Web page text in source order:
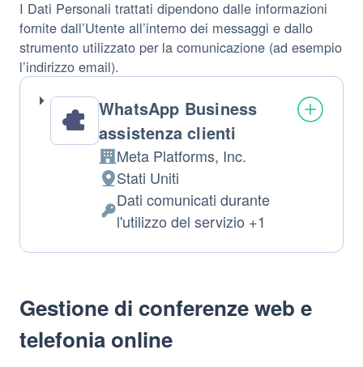
I Dati Personali trattati dipendono dalle informazioni
fornite dall’Utente all’interno dei messaggi e dallo
strumento utilizzato per la comunicazione (ad esempio
l’indirizzo email).
WhatsApp Business
assistenza clienti
Azienda:
Meta Platforms, Inc.
Luogo
del
trattamento:
Stati Uniti
Dati
Dati comunicati durante
l'utilizzo del servizio +1
Gestione di conferenze web e
telefonia online